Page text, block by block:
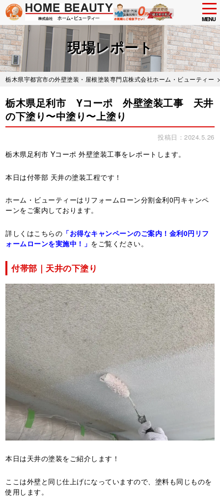
Skip
to
main
content
MENU
現場レポート
栃木県宇都宮市の外壁塗装・屋根塗装専門店株式会社ホーム・ビューティー
栃木県足利市 Yコーポ 外壁塗装工事 天井
の下塗り〜中塗り〜上塗り
投稿日：2024.5.26
栃木県足利市 Yコーポ 外壁塗装工事をレポートします。
本日は付帯部 天井の塗装工程です！
ホーム・ビューティーはリフォームローン分割金利0円キャンペ
ーンをご案内しております。
詳しくはこちらの 「お得なキャンペーンのご案内！金利0円リフ
ォームローンを実施中！」 をご覧ください。
付帯部｜天井の下塗り
本日は天井の塗装をご紹介します！
ここは外壁と同じ仕上げになっていますので、塗料も同じものを
使用します。